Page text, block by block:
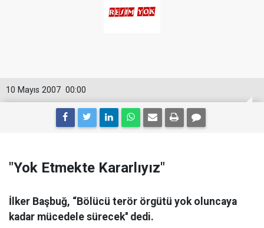
00:00
10 Mayıs 2007
"Yok Etmekte Kararlıyız"
İlker Başbuğ, “Bölücü terör örgütü yok oluncaya
kadar mücedele sürecek'' dedi.